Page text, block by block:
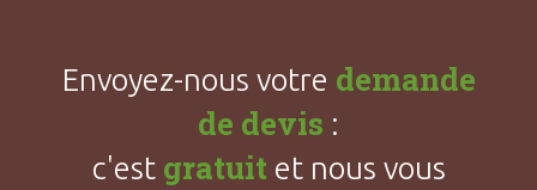
Envoyez-nous votre demande
de devis :
c'est gratuit et nous vous